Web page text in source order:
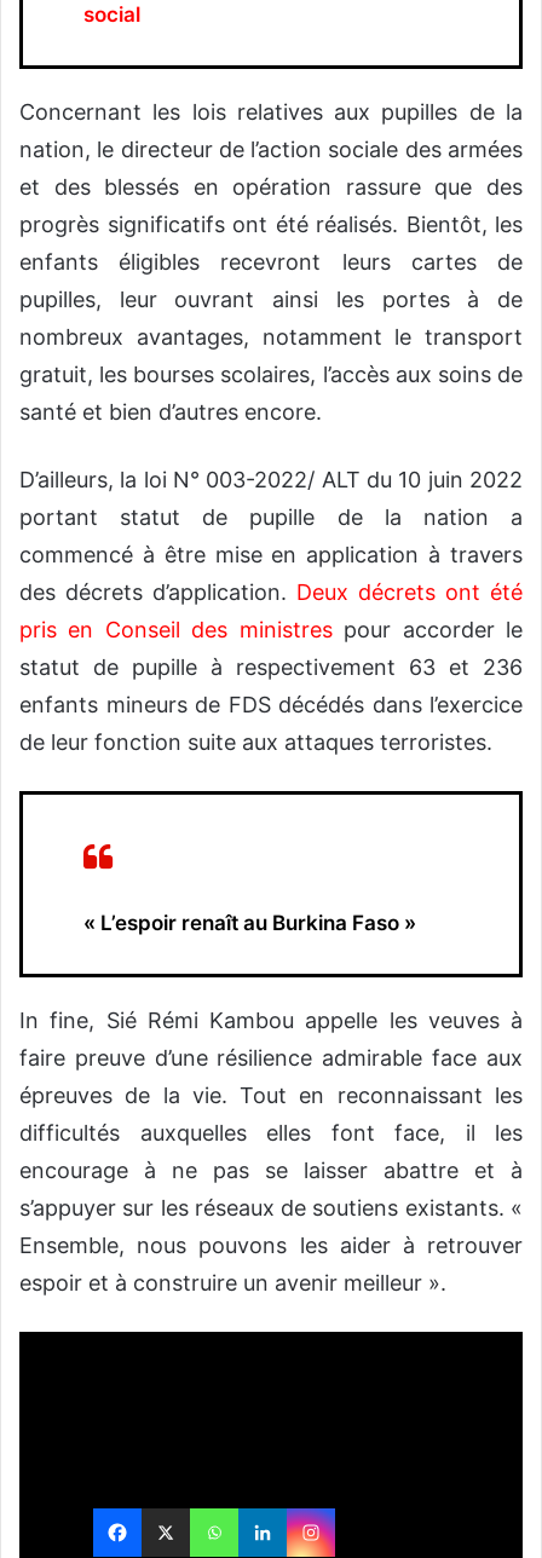
social
Concernant les lois relatives aux pupilles de la
nation, le directeur de l’action sociale des armées
et des blessés en opération rassure que des
progrès significatifs ont été réalisés. Bientôt, les
enfants éligibles recevront leurs cartes de
pupilles, leur ouvrant ainsi les portes à de
nombreux avantages, notamment le transport
gratuit, les bourses scolaires, l’accès aux soins de
santé et bien d’autres encore.
D’ailleurs, la loi N° 003-2022/ ALT du 10 juin 2022
portant statut de pupille de la nation a
commencé à être mise en application à travers
des décrets d’application. Deux décrets ont été
pris en Conseil des ministrespour accorder le
statut de pupille à respectivement 63 et 236
enfants mineurs de FDS décédés dans l’exercice
de leur fonction suite aux attaques terroristes.
« L’espoir renaît au Burkina Faso »
In fine, Sié Rémi Kambou appelle les veuves à
faire preuve d’une résilience admirable face aux
épreuves de la vie. Tout en reconnaissant les
difficultés auxquelles elles font face, il les
encourage à ne pas se laisser abattre et à
s’appuyer sur les réseaux de soutiens existants. «
Ensemble, nous pouvons les aider à retrouver
espoir et à construire un avenir meilleur ».